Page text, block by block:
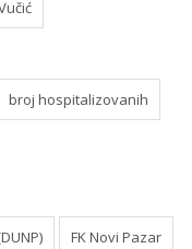
broj hospitalizovanih
FK Novi Pazar